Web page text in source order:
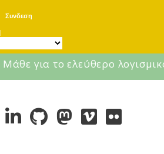
Συνδεση
|
Μάθε για το ελεύθερο